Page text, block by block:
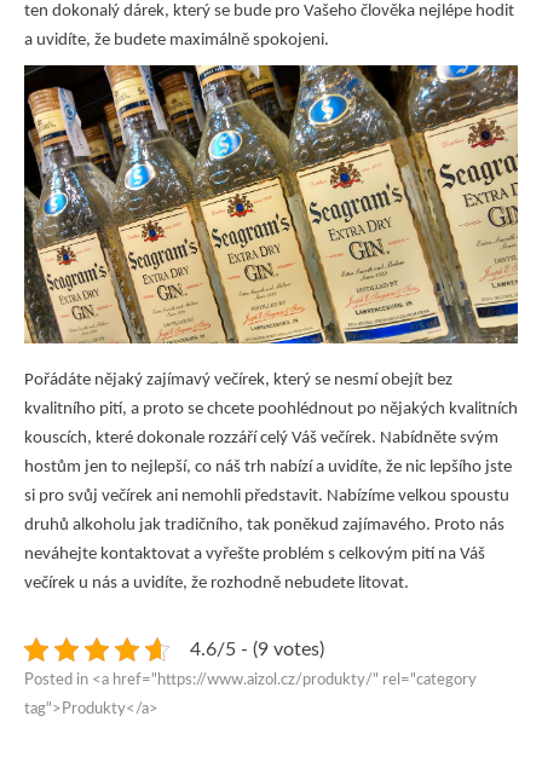
ten dokonalý dárek, který se bude pro Vašeho člověka nejlépe hodit
a uvidíte, že budete maximálně spokojeni.
Pořádáte nějaký zajímavý večírek, který se nesmí obejít bez
kvalitního pití, a proto se chcete poohlédnout po nějakých kvalitních
kouscích, které dokonale rozzáří celý Váš večírek. Nabídněte svým
hostům jen to nejlepší, co náš trh nabízí a uvidíte, že nic lepšího jste
si pro svůj večírek ani nemohli představit. Nabízíme velkou spoustu
druhů alkoholu jak tradičního, tak poněkud zajímavého. Proto nás
neváhejte kontaktovat a vyřešte problém s celkovým pití na Váš
večírek u nás a uvidíte, že rozhodně nebudete litovat.
4.6/5 - (9 votes)
Posted in <a href="https://www.aizol.cz/produkty/" rel="category
tag">Produkty</a>